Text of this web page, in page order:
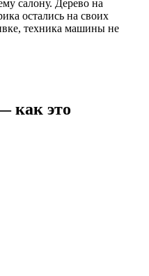
салону. Дерево на
остались на своих
техника машины не
как это